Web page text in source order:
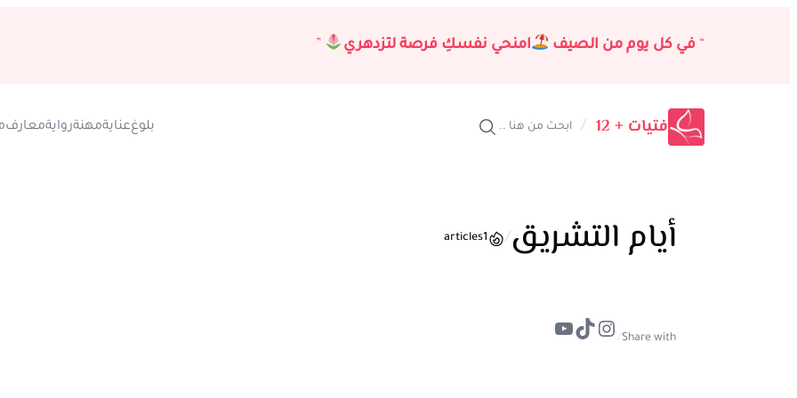
“ في كل يوم من الصيف امنحي نفسكِ فرصة لتزدهري ”
فتيات + 12 / ابحث من هنا .. بلوغعنايةمهنةروايةمعارف
أيام التشريق/
1
articles
Share with
/
إنستجرام
تيك توكيوتيوب